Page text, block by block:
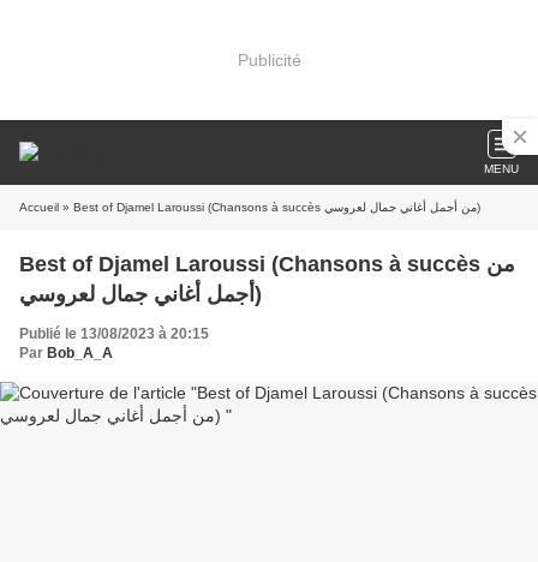
Publicité
MENU
Accueil » Best of Djamel Laroussi (Chansons à succès من أجمل أغاني جمال لعروسي)
Best of Djamel Laroussi (Chansons à succès من
أجمل أغاني جمال لعروسي)
Publié le 13/08/2023 à 20:15
Par Bob_A_A